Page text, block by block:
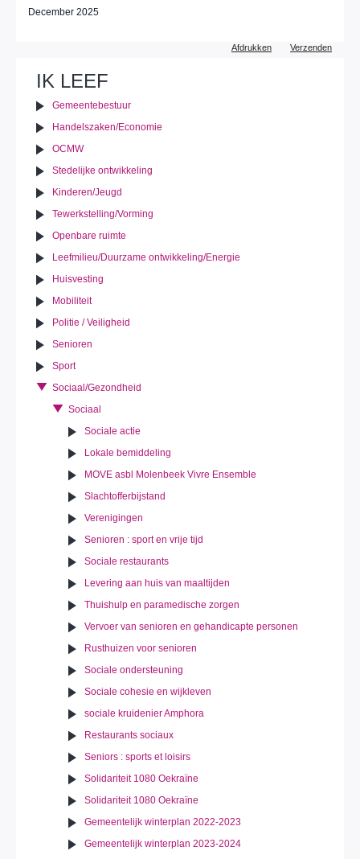
December 2025
Afdrukken Verzenden
IK LEEF
Gemeentebestuur
Handelszaken/Economie
OCMW
Stedelijke ontwikkeling
Kinderen/Jeugd
Tewerkstelling/Vorming
Openbare ruimte
Leefmilieu/Duurzame ontwikkeling/Energie
Huisvesting
Mobiliteit
Politie / Veiligheid
Senioren
Sport
Sociaal/Gezondheid
Sociaal
Sociale actie
Lokale bemiddeling
MOVE asbl Molenbeek Vivre Ensemble
Slachtofferbijstand
Verenigingen
Senioren : sport en vrije tijd
Sociale restaurants
Levering aan huis van maaltijden
Thuishulp en paramedische zorgen
Vervoer van senioren en gehandicapte personen
Rusthuizen voor senioren
Sociale ondersteuning
Sociale cohesie en wijkleven
sociale kruidenier Amphora
Restaurants sociaux
Seniors : sports et loisirs
Solidariteit 1080 Oekraïne
Solidariteit 1080 Oekraïne
Gemeentelijk winterplan 2022-2023
Gemeentelijk winterplan 2023-2024